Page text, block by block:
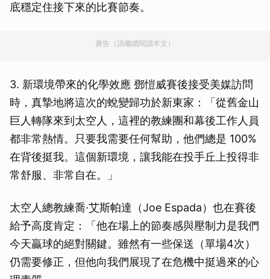
底穩定住接下來的比賽節奏。
廣告（請繼續閱讀本文）
3. 新環境帶來的化學效應 鄧愷威賽後接受美媒訪問
時，真摯地將這次的蛻變歸功於新東家：「從舊金山
巨人轉隊來到太空人，這裡的教練團和幕後工作人員
都非常熱情。只要我需要任何幫助，他們總是 100%
在背後挺我。這個新環境，讓我能在投手丘上投得非
常舒服、非常自在。」
太空人總教練喬·艾斯帕達（Joe Espada）也在賽後
給予高度肯定：「他在場上的節奏感與壓制力是我們
今天贏球的絕對關鍵。雖然有一些保送（單場4次）
仍需要修正，但他向我們展現了在危機中挺過來的心